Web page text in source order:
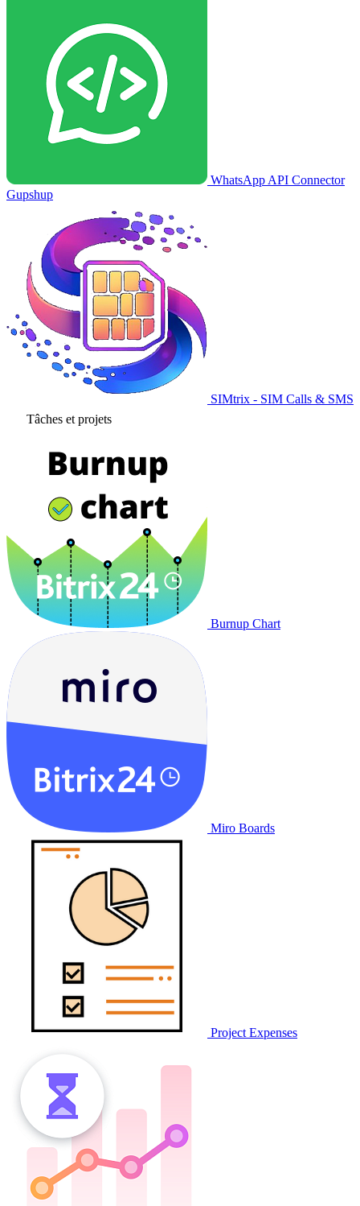
WhatsApp API Connector
Gupshup
SIMtrix - SIM Calls & SMS
Tâches et projets
Burnup Chart
Miro Boards
Project Expenses